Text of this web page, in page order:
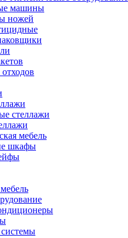
машины
ножей
стеллажи
мебель
шкафы